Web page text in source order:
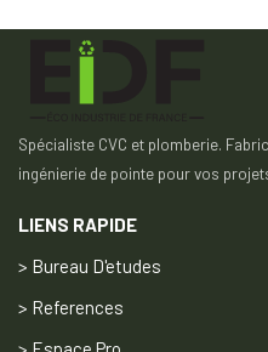
Spécialiste CVC et plomberie.
ingénierie de pointe pour vos
LIENS RAPIDE
> Bureau D'etudes
> References